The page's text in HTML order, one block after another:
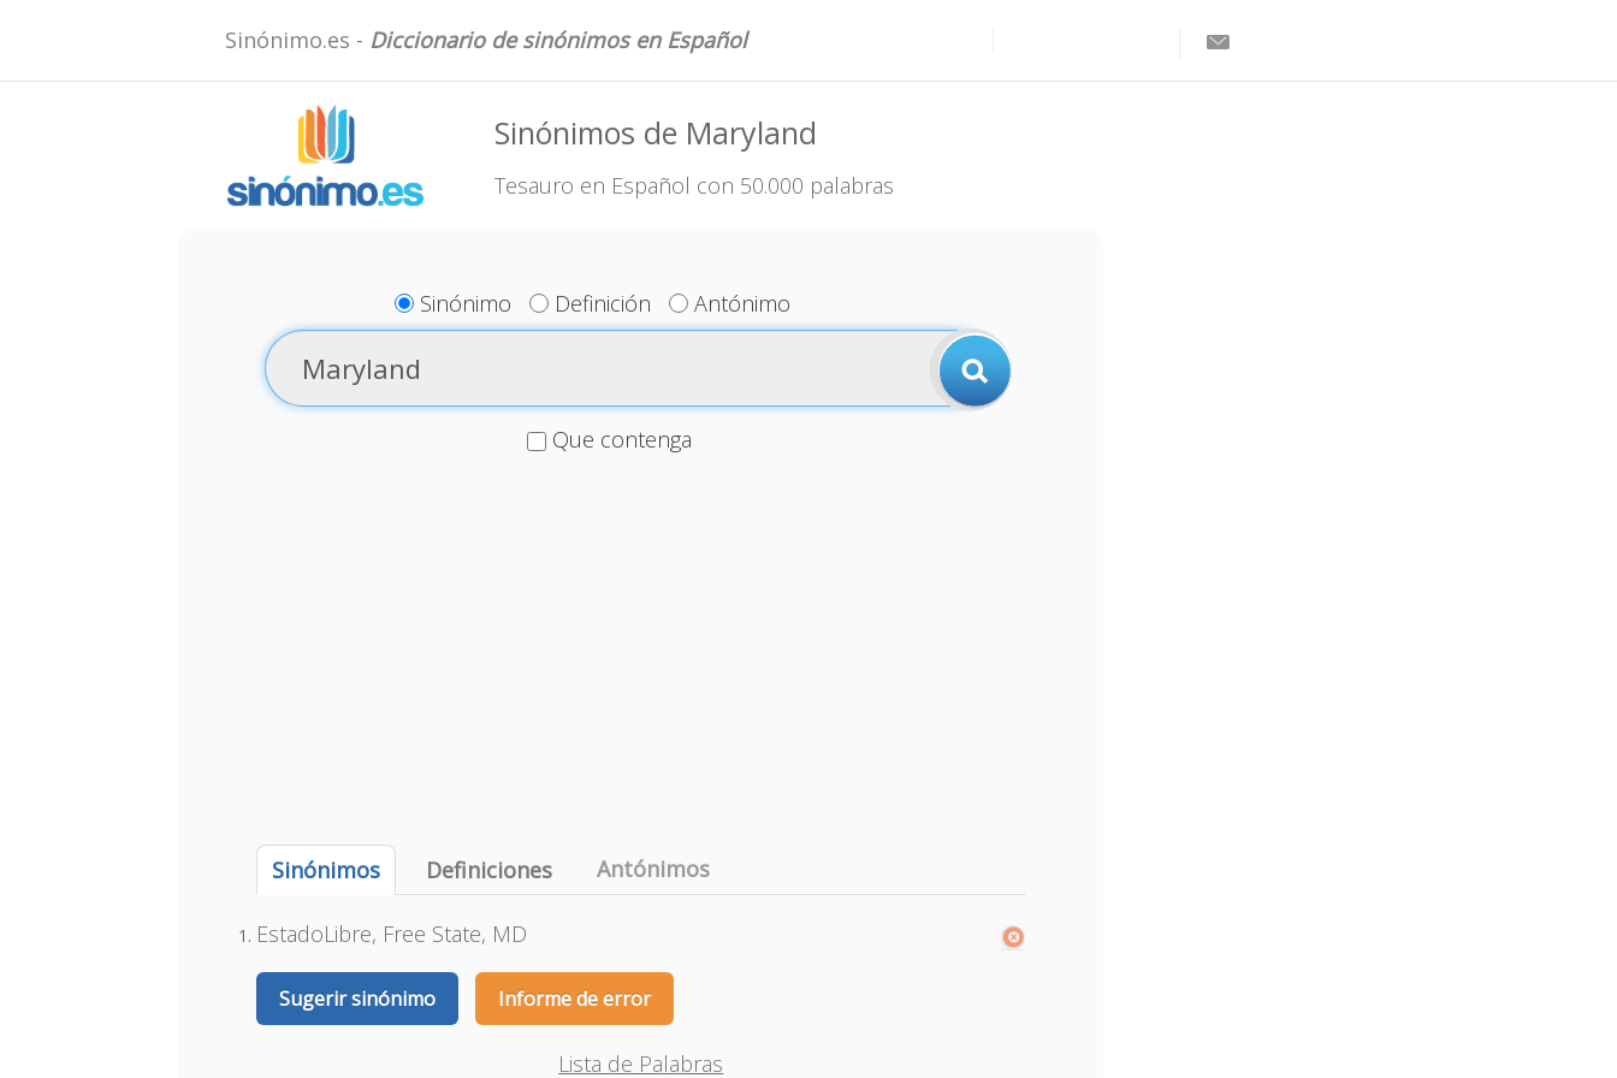
Sinónimo.es - Diccionario de sinónimos en Español
Sinónimos de Maryland
Tesauro en Español con 50.000 palabras
Sinónimo Definición Antónimo
Que contenga
Sinónimos Definiciones Antónimos
EstadoLibre, Free State, MD
Sugerir sinónimo Informe de error
Lista de Palabras